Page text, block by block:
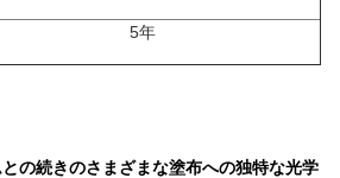
5年
の続きのさまざまな塗布への独特な光学